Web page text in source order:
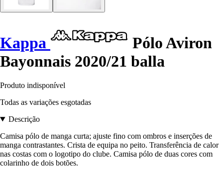
Kappa
Pólo Aviron
Bayonnais 2020/21 balla
Produto indisponível
Todas as variações esgotadas
Descrição
Camisa pólo de manga curta; ajuste fino com ombros e inserções de
manga contrastantes. Crista de equipa no peito. Transferência de calor
nas costas com o logotipo do clube. Camisa pólo de duas cores com
colarinho de dois botões.